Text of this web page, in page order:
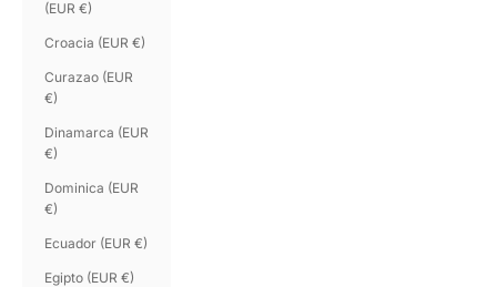
(EUR €)
Croacia (EUR €)
Curazao (EUR
€)
Dinamarca (EUR
€)
Dominica (EUR
€)
Ecuador (EUR €)
Egipto (EUR €)